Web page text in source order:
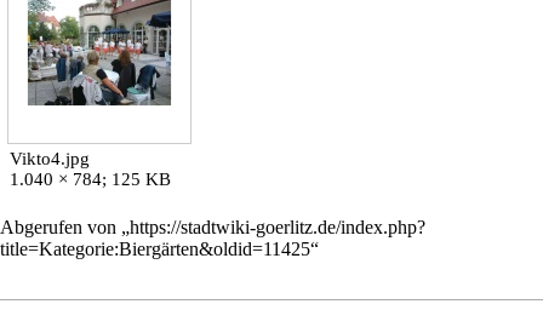
Vikto4.jpg
1.040 × 784; 125 KB
Abgerufen von „https://stadtwiki-goerlitz.de/index.php?
title=Kategorie:Biergärten&oldid=11425“